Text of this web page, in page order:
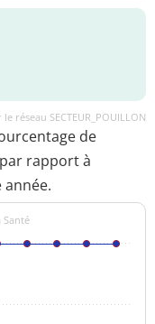
réseau SECTEUR_POUILLON
de
rapport à